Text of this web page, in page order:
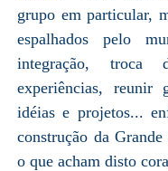
grupo em particular,
espalhados pelo
integração, troca
experiências, reunir
idéias e projetos...
construção da
o que acham disto